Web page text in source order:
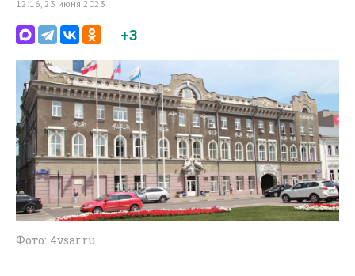
12:16, 23 июня 2023
+3
Фото: 4vsar.ru